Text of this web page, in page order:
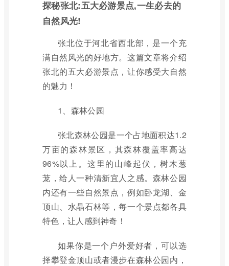
探秘张北:五大必游景点,一生必去的
自然风光!
张北位于河北省西北部，是一个充
满自然风光的好地方。这篇文章将介绍
张北的五大必游景点，让你感受大自然
的魅力！
1、森林公园
张北森林公园是一个占地面积达1.2
万亩的森林景区，其森林覆盖率高达
96%以上。这里的山峰起伏，树木葱
茏，给人一种清新宜人之感。森林公园
内还有一些自然景点，例如卧龙湖、金
顶山、水晶石林等，每一个景点都各具
特色，让人感到神奇！
如果你是一个户外爱好者，可以选
择攀登金顶山或者漫步在森林公园内，